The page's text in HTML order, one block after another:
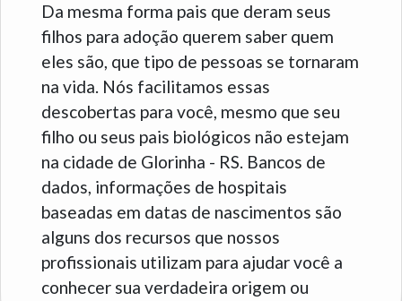
Da mesma forma pais que deram seus
filhos para adoção querem saber quem
eles são, que tipo de pessoas se tornaram
na vida. Nós facilitamos essas
descobertas para você, mesmo que seu
filho ou seus pais biológicos não estejam
na cidade de Glorinha - RS. Bancos de
dados, informações de hospitais
baseadas em datas de nascimentos são
alguns dos recursos que nossos
profissionais utilizam para ajudar você a
conhecer sua verdadeira origem ou